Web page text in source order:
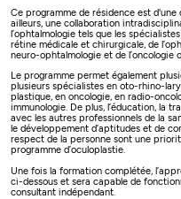
Ce programme de résidence est
ailleurs, une collaboration
l’ophtalmologie tels que les
rétine médicale et chirurgicale, de
neuro-ophtalmologie et de l’oncologie
Le programme permet également
plusieurs spécialistes en oto-rhino-
plastique, en oncologie, en radio-
immunologie. De plus, l’éducation, la
avec les autres professionnels de la
le développement d’aptitudes et de
respect de la personne sont une
programme d’oculoplastie.
Une fois la formation complétée,
ci-dessous et sera capable de
consultant indépendant.